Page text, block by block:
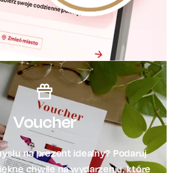
Voucher
na prezent idealny? Podaruj
chwile na wydarzeniu, które